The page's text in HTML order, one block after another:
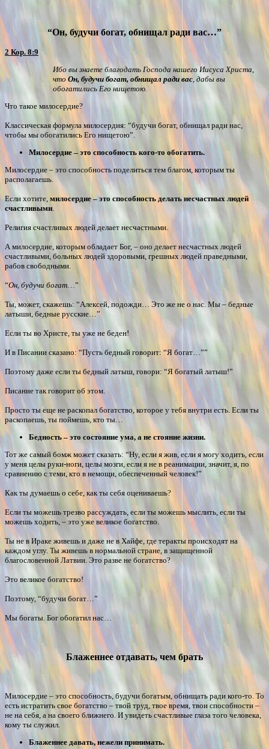
“Он, будучи богат, обнищал ради вас…”
2 Кор. 8:9
Ибо вы знаете благодать Господа нашего Иисуса Христа,
чтоОн, будучи богат, обнищал ради вас , дабы вы
обогатились Его нищетою.
Что такое милосердие?
Классическая формула милосердия: “будучи богат, обнищал ради нас,
чтобы мы обогатились Его нищетою”.
Милосердие – это способность кого-то обогатить.
Милосердие – это способность поделиться тем благом, которым ты
располагаешь.
Если хотите, милосердие – это способность делать несчастных людей
счастливыми
Религия счастливых людей делает несчастными.
А милосердие, которым обладает Бог, – оно делает несчастных людей
счастливыми, больных людей здоровыми, грешных людей праведными,
рабов свободными.
“Он, будучи богат …”
Ты, может, скажешь: “Алексей, подожди… Это же не о нас. Мы – бедные
латыши, бедные русские…”
Если ты во Христе, ты уже не беден!
И в Писании сказано: “Пусть бедный говорит: “Я богат…””
Поэтому даже если ты бедный латыш, говори: “Я богатый латыш!”
Писание так говорит об этом.
Просто ты еще не раскопал богатство, которое у тебя внутри есть. Если ты
раскопаешь, ты поймешь, кто ты…
Бедность – это состояние ума, а не стояние жизни.
Тот же самый бомж может сказать: “Ну, если я жив, если я могу ходить, если
у меня целы руки-ноги, целы мозги, если я не в реанимации, значит, я, по
сравнению с теми, кто в немощи, обеспеченный человек!”
Как ты думаешь о себе, как ты себя оцениваешь?
Если ты можешь трезво рассуждать, если ты можешь мыслить, если ты
можешь ходить, – это уже великое богатство.
Ты не в Ираке живешь и даже не в Хайфе, где теракты происходят на
каждом углу. Ты живешь в нормальной стране, в защищенной
благословенной Латвии. Это разве не богатство?
Это великое богатство!
Поэтому, “будучи богат…”
Мы богаты. Бог обогатил нас…
Блаженнее отдавать, чем брать
Милосердие – это способность, будучи богатым, обнищать ради кого-то. То
есть истратить свое богатство – твой труд, твое время, твои способности –
не на себя, а на своего ближнего. И увидеть счастливые глаза того человека,
кому ты служил.
Блаженнее давать, нежели принимать.